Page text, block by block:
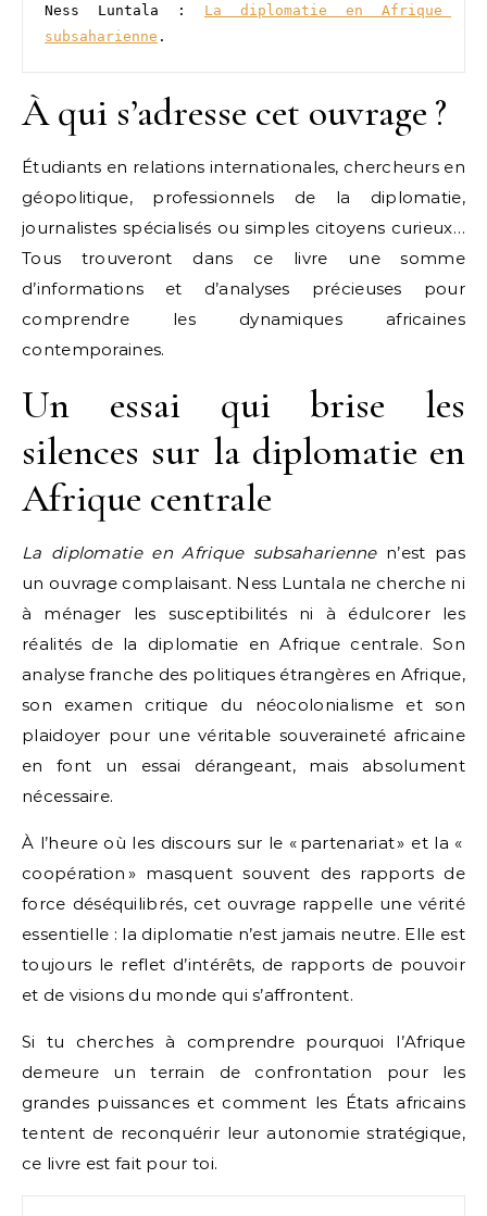
Ness Luntala : La diplomatie en Afrique
subsaharienne .
À qui s’adresse cet ouvrage ?
Étudiants en relations internationales, chercheurs en
géopolitique, professionnels de la diplomatie,
journalistes spécialisés ou simples citoyens curieux…
Tous trouveront dans ce livre une somme
d’informations et d’analyses précieuses pour
comprendre les dynamiques africaines
contemporaines.
Un essai qui brise les
silences sur la diplomatie en
Afrique centrale
La diplomatie en Afrique subsahariennen’est pas
un ouvrage complaisant. Ness Luntala ne cherche ni
à ménager les susceptibilités ni à édulcorer les
réalités de la diplomatie en Afrique centrale. Son
analyse franche des politiques étrangères en Afrique,
son examen critique du néocolonialisme et son
plaidoyer pour une véritable souveraineté africaine
en font un essai dérangeant, mais absolument
nécessaire.
À l’heure où les discours sur le « partenariat » et la «
coopération » masquent souvent des rapports de
force déséquilibrés, cet ouvrage rappelle une vérité
essentielle : la diplomatie n’est jamais neutre. Elle est
toujours le reflet d’intérêts, de rapports de pouvoir
et de visions du monde qui s’affrontent.
Si tu cherches à comprendre pourquoi l’Afrique
demeure un terrain de confrontation pour les
grandes puissances et comment les États africains
tentent de reconquérir leur autonomie stratégique,
ce livre est fait pour toi.